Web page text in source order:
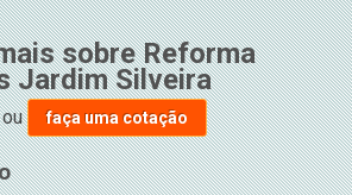
sobre Reforma
Jardim Silveira
ou faça uma cotação